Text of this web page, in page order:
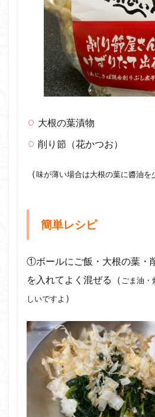
大根の葉漬物
削り節（花かつお）
（ 味が薄い場合は大根の葉に醬油を
簡単レシピ
①ボールにご飯・大根の葉・
を入れてよく混ぜる（ ごま油・
しいですよ ）